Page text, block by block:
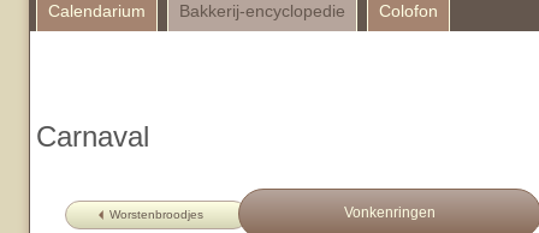
Calendarium Bakkerij-encyclopedie Colofon
Carnaval
Worstenbroodjes Vonkenringen